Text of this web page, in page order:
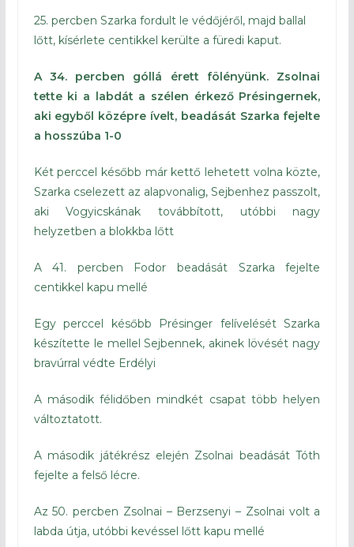
25. percben Szarka fordult le védőjéről, majd ballal
lőtt, kísérlete centikkel kerülte a füredi kaput.
A 34. percben góllá érett fölényünk. Zsolnai
tette ki a labdát a szélen érkező Présingernek,
aki egyből középre ívelt, beadását Szarka fejelte
a hosszúba 1-0
Két perccel később már kettő lehetett volna közte,
Szarka cselezett az alapvonalig, Sejbenhez passzolt,
aki Vogyicskának továbbított, utóbbi nagy
helyzetben a blokkba lőtt
A 41. percben Fodor beadását Szarka fejelte
centikkel kapu mellé
Egy perccel később Présinger felívelését Szarka
készítette le mellel Sejbennek, akinek lövését nagy
bravúrral védte Erdélyi
A második félidőben mindkét csapat több helyen
változtatott.
A második játékrész elején Zsolnai beadását Tóth
fejelte a felső lécre.
Az 50. percben Zsolnai – Berzsenyi – Zsolnai volt a
labda útja, utóbbi kevéssel lőtt kapu mellé